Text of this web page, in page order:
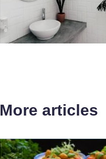
More articles